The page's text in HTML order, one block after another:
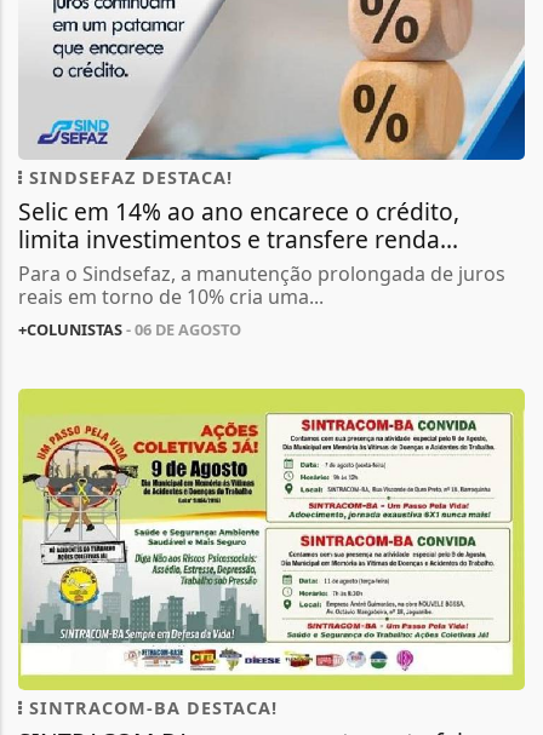
SINDSEFAZ DESTACA!
Selic em 14% ao ano encarece o crédito,
limita investimentos e transfere renda...
Para o Sindsefaz, a manutenção prolongada de juros
reais em torno de 10% cria uma...
+COLUNISTAS- 06 DE AGOSTO
SINTRACOM-BA DESTACA!